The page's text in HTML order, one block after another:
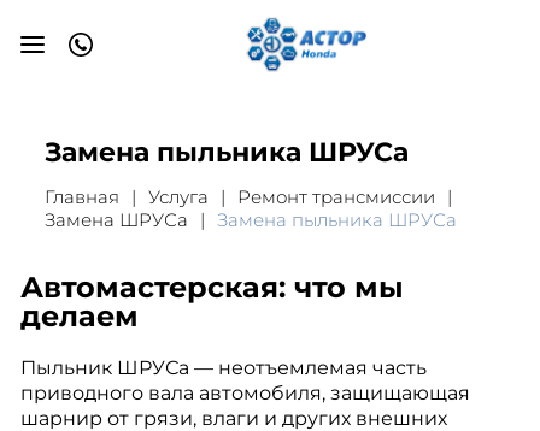
Замена пыльника ШРУСа
Главная Услуга
Ремонт трансмиссии
Замена ШРУСа
Замена пыльника ШРУСа
Автомастерская: что мы
делаем
Пыльник ШРУСа — неотъемлемая часть
приводного вала автомобиля, защищающая
шарнир от грязи, влаги и других внешних